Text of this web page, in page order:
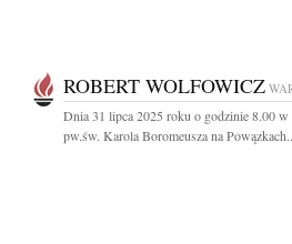
ROBERT WOLFOWICZ
Dnia 31 lipca 2025 roku o godzinie 8.00
pw.św. Karola Boromeusza na